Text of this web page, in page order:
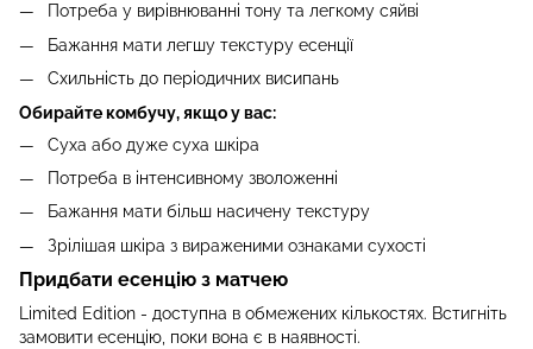
Потреба у вирівнюванні тону та легкому сяйві
Бажання мати легшу текстуру есенції
Схильність до періодичних висипань
Обирайте комбучу, якщо у вас:
Суха або дуже суха шкіра
Потреба в інтенсивному зволоженні
Бажання мати більш насичену текстуру
Зрілішая шкіра з вираженими ознаками сухості
Придбати есенцію з матчею
Limited Edition - доступна в обмежених кількостях. Встигніть
замовити есенцію, поки вона є в наявності.